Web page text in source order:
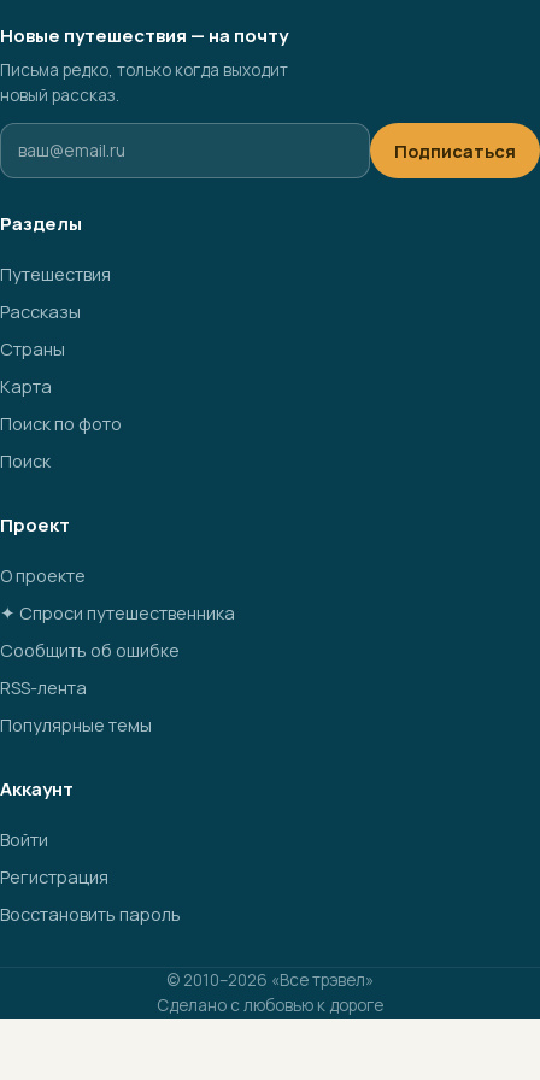
Новые путешествия — на почту
Письма редко, только когда выходит
новый рассказ.
Подписаться
Разделы
Путешествия
Рассказы
Страны
Карта
Поиск по фото
Поиск
Проект
О проекте
✦ Спроси путешественника
Сообщить об ошибке
RSS-лента
Популярные темы
Аккаунт
Войти
Регистрация
Восстановить пароль
© 2010–2026 «Все трэвел»
Сделано с любовью к дороге